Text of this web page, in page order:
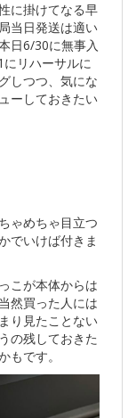
に掛けてなる早
当日発送は適い
日6/30に無事入
リハーサルに
しつつ、気にな
ーしておきたい
ゃめちゃ目立つ
でいけば付きま
こが本体からは
然買った人には
り見たことない
の残しておきた
もです。